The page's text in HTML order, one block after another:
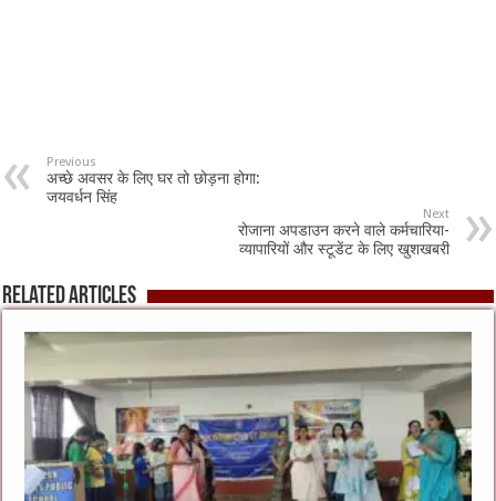
Previous
अच्छे अवसर के लिए घर तो छोड़ना होगा:
जयवर्धन सिंह
Next
रोजाना अपडाउन करने वाले कर्मचारिया-
व्यापारियों और स्टूडेंट के लिए खुशखबरी
Related Articles